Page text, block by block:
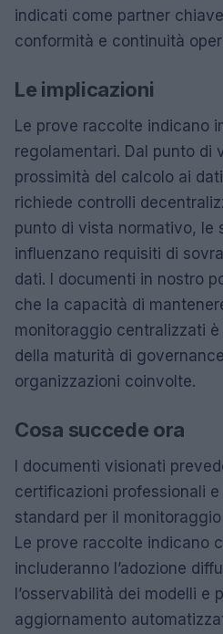
indicati come partner
conformità e continuità
Le implicazioni
Le prove raccolte indicano
regolamentari. Dal punto di
prossimità del calcolo ai
richiede controlli
punto di vista normativo, le
influenzano requisiti di
dati. I documenti in nostro
che la capacità di
monitoraggio centralizzati è
della maturità di governance
organizzazioni coinvolte.
Cosa succede ora
I documenti visionati
certificazioni professionali e
standard per il
Le prove raccolte indicano
includeranno l’adozione
l’osservabilità dei modelli e
aggiornamento